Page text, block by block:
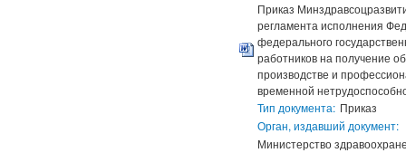
Приказ
регламента исполнения
федерального
работников на получение
производстве и
временной
Тип документа: Приказ
Орган, издавший документ:
Министерство